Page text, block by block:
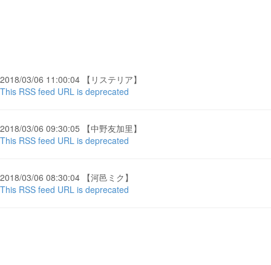
2018/03/06 11:00:04 【リステリア】
This RSS feed URL is deprecated
2018/03/06 09:30:05 【中野友加里】
This RSS feed URL is deprecated
2018/03/06 08:30:04 【河邑ミク】
This RSS feed URL is deprecated